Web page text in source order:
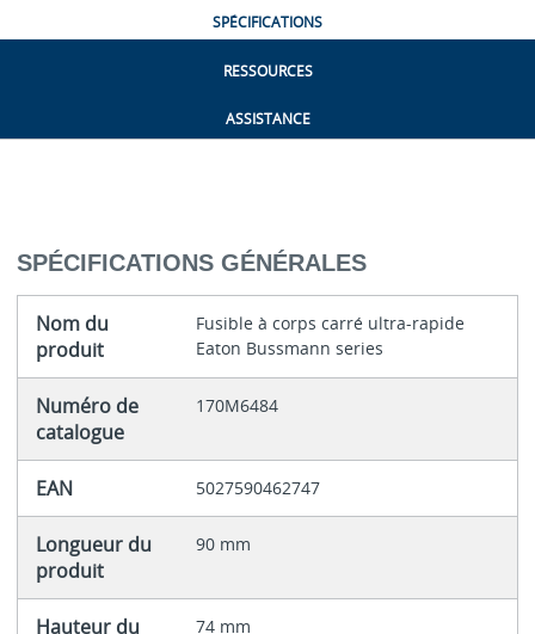
SPÉCIFICATIONS
RESSOURCES
ASSISTANCE
SPÉCIFICATIONS GÉNÉRALES
Nom du
produit
Fusible à corps carré ultra-rapide
Eaton Bussmann series
Numéro de
catalogue
170M6484
EAN 5027590462747
Longueur du
produit
90 mm
Hauteur du 74 mm